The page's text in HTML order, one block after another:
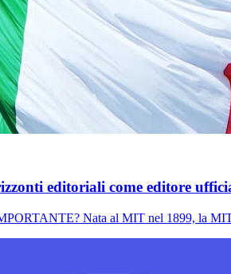
editoriali come editore
Nata al MIT nel 1899, la MIT